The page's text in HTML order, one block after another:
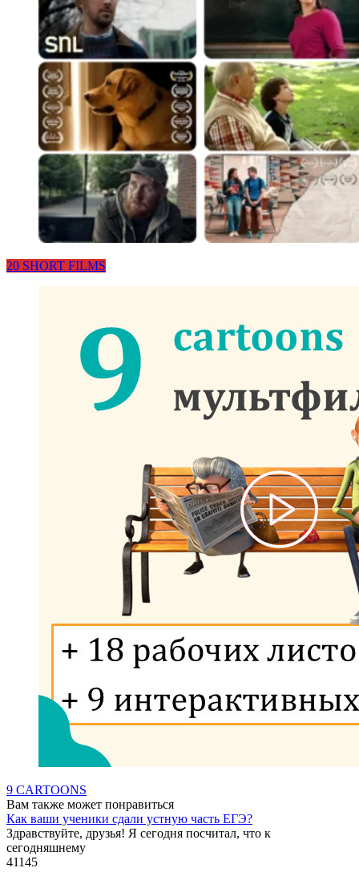
20 SHORT FILMS
9 CARTOONS
Вам также может понравиться
Как ваши ученики сдали устную часть ЕГЭ?
Здравствуйте, друзья! Я сегодня посчитал, что к
сегодняшнему
41145